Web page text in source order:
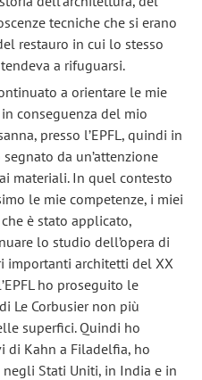
tecniche che si erano
restauro in cui lo stesso
a rifuguarsi.
a orientare le mie
conseguenza del mio
presso l’EPFL, quindi in
da un’attenzione
materiali. In quel contesto
le mie competenze, i miei
è stato applicato,
lo studio dell’opera di
importanti architetti del XX
ho proseguito le
Le Corbusier non più
superfici. Quindi ho
di Kahn a Filadelfia, ho
Stati Uniti, in India e in